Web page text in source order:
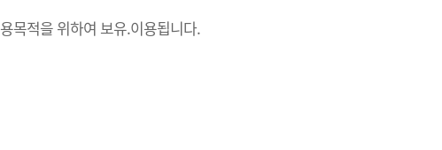
목적을 위하여 보유.이용됩니다.